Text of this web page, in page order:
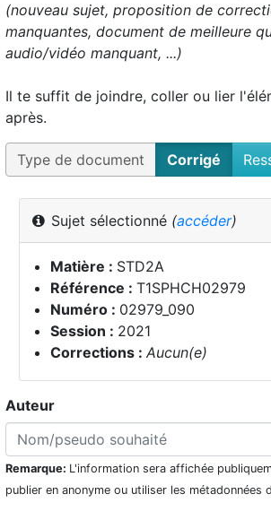
(nouveau sujet, proposition de
manquantes, document de meilleure
audio/vidéo manquant, ...)
Il te suffit de joindre, coller ou lier
après.
Type de document Corrigé
Sujet sélectionné (accéder)
Matière : STD2A
Référence : T1SPHCH02979
Numéro : 02979_090
Session : 2021
Corrections : Aucun(e)
Auteur
Remarque: L'information sera affichée
publier en anonyme ou utiliser les métadonnées